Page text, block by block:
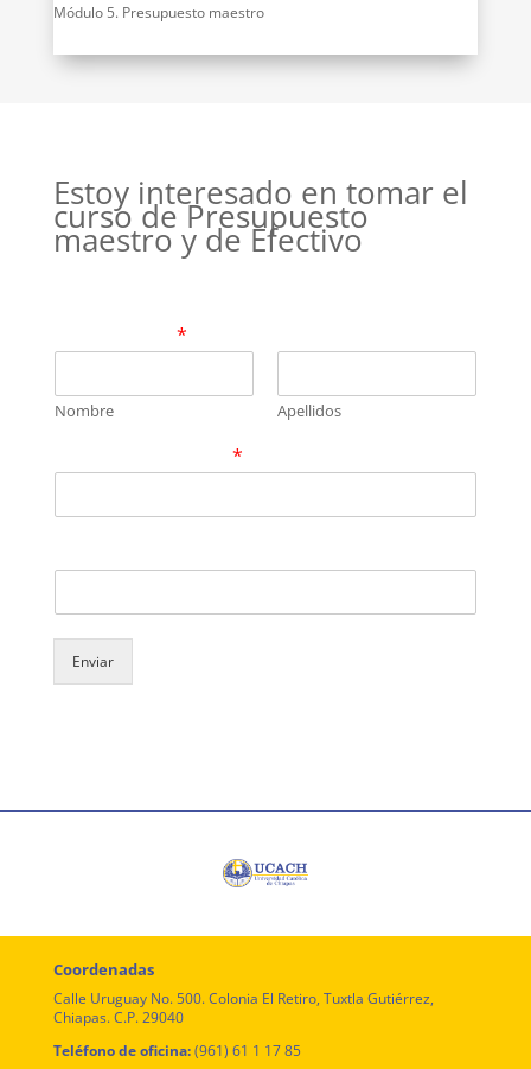
Módulo 5. Presupuesto maestro
Estoy interesado en tomar el
curso de Presupuesto
maestro y de Efectivo
*
Nombre Apellidos
*
Enviar
Coordenadas
Calle Uruguay No. 500. Colonia El Retiro, Tuxtla Gutiérrez,
Chiapas. C.P. 29040
Teléfono de oficina:(961) 61 1 17 85